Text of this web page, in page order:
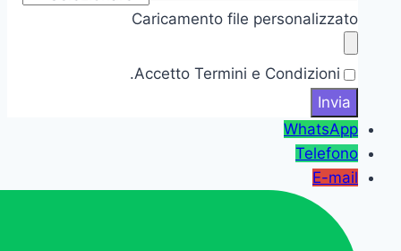
Caricamento file personalizzato
Accetto Termini e Condizioni.
WhatsApp
Telefono
E-mail